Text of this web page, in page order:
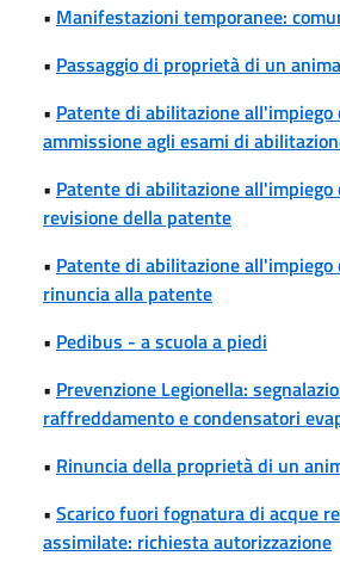
• Manifestazioni temporanee:
• Passaggio di proprietà di un
• Patente di abilitazione all'impiego
ammissione agli esami di
• Patente di abilitazione all'impiego
revisione della patente
• Patente di abilitazione all'impiego
rinuncia alla patente
• Pedibus - a scuola a piedi
• Prevenzione Legionella:
raffreddamento e condensatori
• Rinuncia della proprietà di un
• Scarico fuori fognatura di acque
assimilate: richiesta autorizzazione